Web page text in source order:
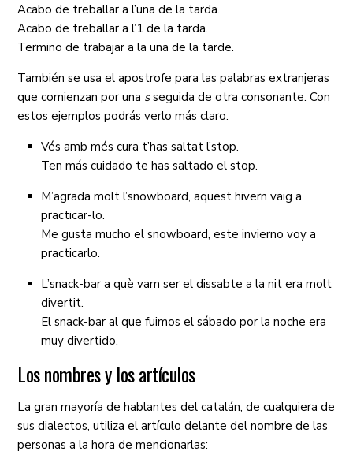
Acabo de treballar a l’una de la tarda.
Acabo de treballar a l’1 de la tarda.
Termino de trabajar a la una de la tarde.
También se usa el apostrofe para las palabras extranjeras
que comienzan por una sseguida de otra consonante. Con
estos ejemplos podrás verlo más claro.
Vés amb més cura t’has saltat l’stop.
Ten más cuidado te has saltado el stop.
M’agrada molt l’snowboard, aquest hivern vaig a
practicar-lo.
Me gusta mucho el snowboard, este invierno voy a
practicarlo.
L’snack-bar a què vam ser el dissabte a la nit era molt
divertit.
El snack-bar al que fuimos el sábado por la noche era
muy divertido.
Los nombres y los artículos
La gran mayoría de hablantes del catalán, de cualquiera de
sus dialectos, utiliza el artículo delante del nombre de las
personas a la hora de mencionarlas: